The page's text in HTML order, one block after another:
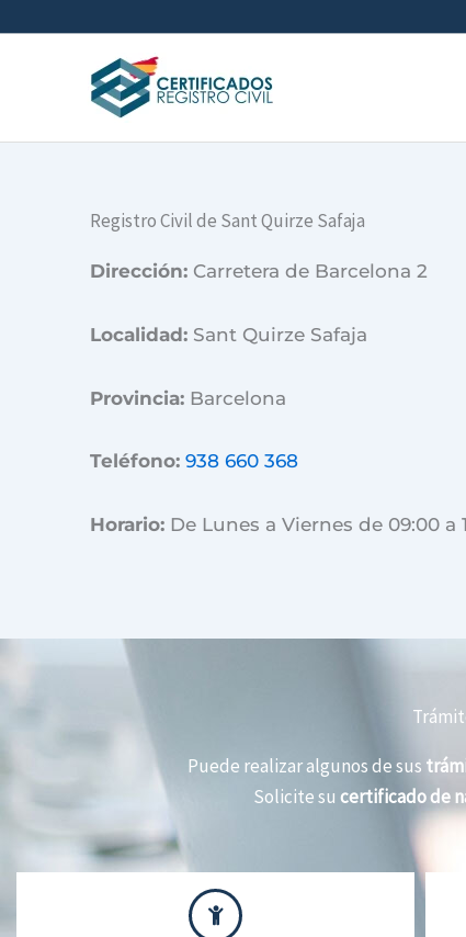
Registro Civil de Sant Quirze Safaja
Dirección: Carretera de Barcelona 2
Localidad: Sant Quirze Safaja
Provincia: Barcelona
Teléfono: 938 660 368
Horario: De Lunes a Viernes de 09:00 a
Puede realizar algunos de sus
Solicite su certificado de